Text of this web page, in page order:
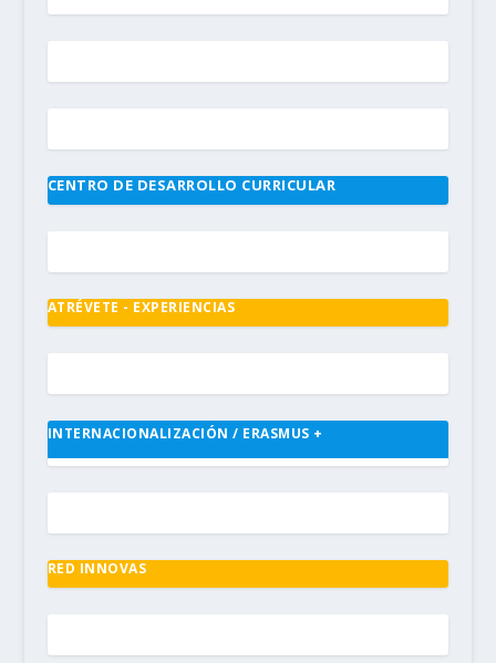
CENTRO DE DESARROLLO CURRICULAR
ATRÉVETE - EXPERIENCIAS
INTERNACIONALIZACIÓN / ERASMUS +
RED INNOVAS